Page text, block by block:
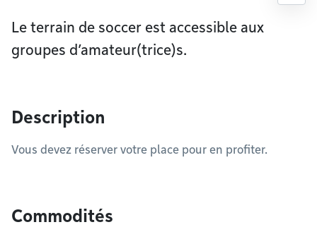
Le terrain de soccer est accessible aux
groupes d’amateur(trice)s.
Description
Vous devez réserver votre place pour en profiter.
Commodités